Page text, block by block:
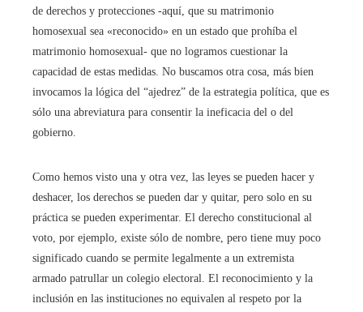
de derechos y protecciones -aquí, que su matrimonio
homosexual sea «reconocido» en un estado que prohíba el
matrimonio homosexual- que no logramos cuestionar la
capacidad de estas medidas. No buscamos otra cosa, más bien
invocamos la lógica del “ajedrez” de la estrategia política, que es
sólo una abreviatura para consentir la ineficacia del o del
gobierno.
Como hemos visto una y otra vez, las leyes se pueden hacer y
deshacer, los derechos se pueden dar y quitar, pero solo en su
práctica se pueden experimentar. El derecho constitucional al
voto, por ejemplo, existe sólo de nombre, pero tiene muy poco
significado cuando se permite legalmente a un extremista
armado patrullar un colegio electoral. El reconocimiento y la
inclusión en las instituciones no equivalen al respeto por la